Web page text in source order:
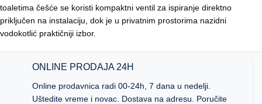
toaletima češće se koristi kompaktni ventil za ispiranje direktno
priključen na instalaciju, dok je u privatnim prostorima nazidni
vodokotlić praktičniji izbor.
ONLINE PRODAJA 24H
Online prodavnica radi 00-24h, 7 dana u nedelji.
Uštedite vreme i novac. Dostava na adresu. Poručite